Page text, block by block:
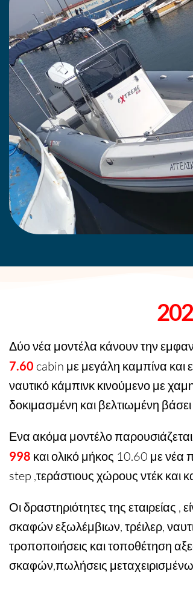
Δύο νέα μοντέλα κάνουν την
7.60 cabin με μεγάλη καμπίνα
ναυτικό κάμπινκ κινούμενο με
δοκιμασμένη και βελτιωμένη
Ενα ακόμα μοντέλο παρουσιάζεται
998 και ολικό μήκος 10.60 με
step ,τεράστιους χώρους ντέκ και
Οι δραστηριότητες της εταιρείας ,
σκαφών εξωλέμβιων, τρέιλερ,
τροποποιήσεις και τοποθέτηση
σκαφών,πωλήσεις